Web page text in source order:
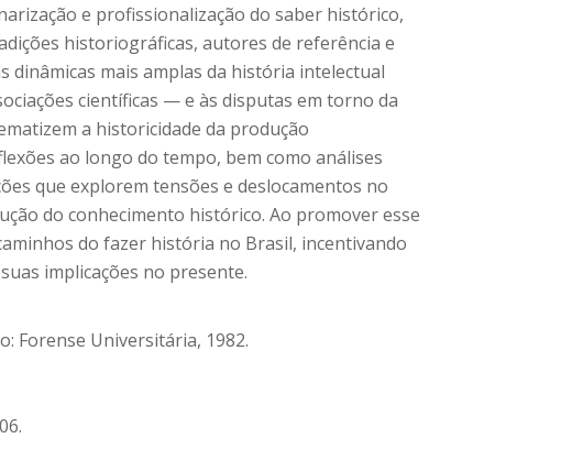
e profissionalização do saber histórico,
historiográficas, autores de referência e
dinâmicas mais amplas da história intelectual
científicas — e às disputas em torno da
a historicidade da produção
ao longo do tempo, bem como análises
que explorem tensões e deslocamentos no
do conhecimento histórico. Ao promover esse
do fazer história no Brasil, incentivando
implicações no presente.
Forense Universitária, 1982.